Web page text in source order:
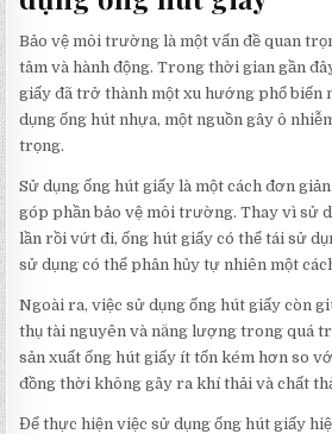
Bảo vệ môi trường là một vấn đề quan
tâm và hành động. Trong thời gian gần
giấy đã trở thành một xu hướng phổ biến
dụng ống hút nhựa, một nguồn gây ô
trọng.
Sử dụng ống hút giấy là một cách đơn
góp phần bảo vệ môi trường. Thay vì sử
lần rồi vứt đi, ống hút giấy có thể tái sử
sử dụng có thể phân hủy tự nhiên một
Ngoài ra, việc sử dụng ống hút giấy còn
thụ tài nguyên và năng lượng trong quá
sản xuất ống hút giấy ít tốn kém hơn so
đồng thời không gây ra khí thải và chất
Để thực hiện việc sử dụng ống hút giấy